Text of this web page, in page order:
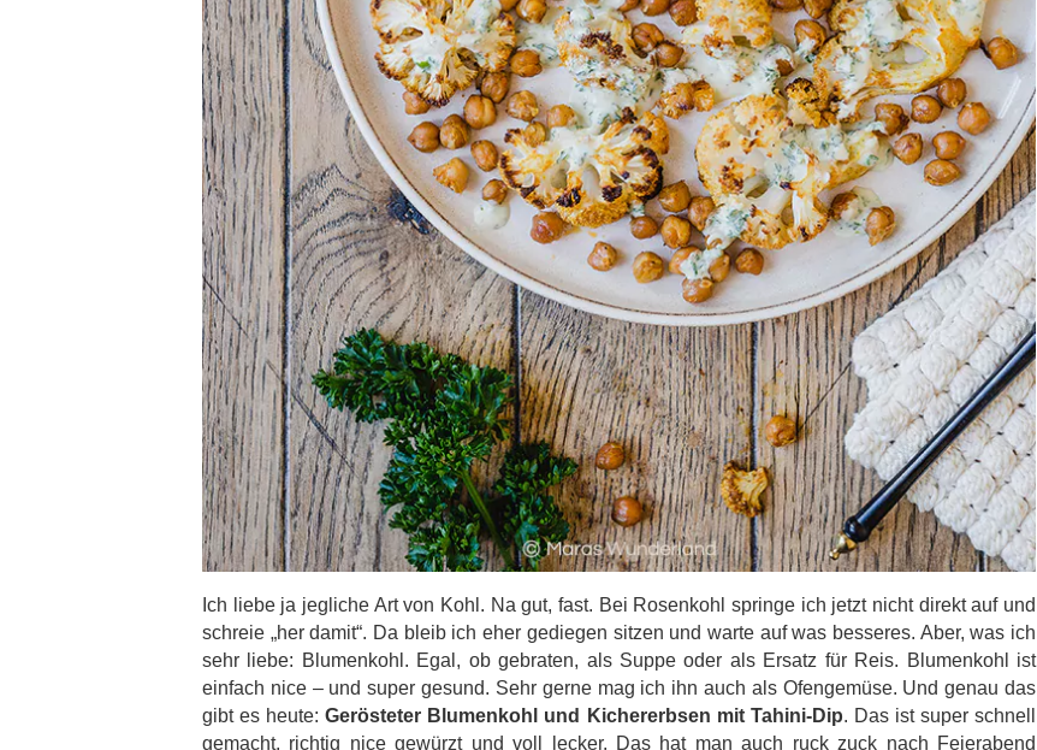
Ich liebe ja jegliche Art von Kohl. Na gut, fast. Bei Rosenkohl springe ich jetzt nicht direkt auf und
schreie „her damit“. Da bleib ich eher gediegen sitzen und warte auf was besseres. Aber, was ich
sehr liebe: Blumenkohl. Egal, ob gebraten, als Suppe oder als Ersatz für Reis. Blumenkohl ist
einfach nice – und super gesund. Sehr gerne mag ich ihn auch als Ofengemüse. Und genau das
gibt es heute:Gerösteter Blumenkohl und Kichererbsen mit Tahini-Dip. Das ist super schnell
gemacht, richtig nice gewürzt und voll lecker. Das hat man auch ruck zuck nach Feierabend